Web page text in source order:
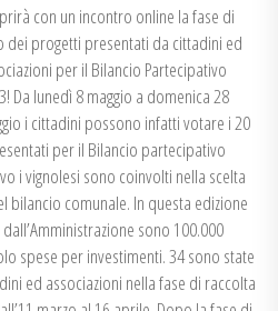
con un incontro online la fase di
dei progetti presentati da cittadini ed
per il Bilancio Partecipativo
Da lunedì 8 maggio a domenica 28
i cittadini possono infatti votare i 20
per il Bilancio partecipativo
i vignolesi sono coinvolti nella scelta
bilancio comunale. In questa edizione
sono 100.000
spese per investimenti. 34 sono state
ed associazioni nella fase di raccolta